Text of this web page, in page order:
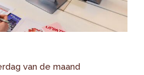
van de maand